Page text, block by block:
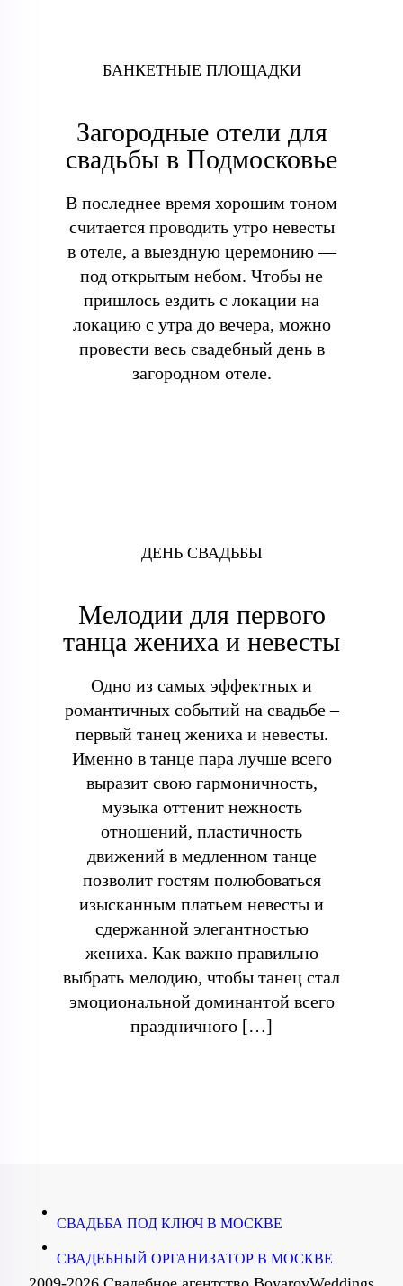
БАНКЕТНЫЕ ПЛОЩАДКИ
Загородные отели для
свадьбы в Подмосковье
В последнее время хорошим тоном
считается проводить утро невесты
в отеле, а выездную церемонию —
под открытым небом. Чтобы не
пришлось ездить с локации на
локацию с утра до вечера, можно
провести весь свадебный день в
загородном отеле.
ДЕНЬ СВАДЬБЫ
Мелодии для первого
танца жениха и невесты
Одно из самых эффектных и
романтичных событий на свадьбе –
первый танец жениха и невесты.
Именно в танце пара лучше всего
выразит свою гармоничность,
музыка оттенит нежность
отношений, пластичность
движений в медленном танце
позволит гостям полюбоваться
изысканным платьем невесты и
сдержанной элегантностью
жениха. Как важно правильно
выбрать мелодию, чтобы танец стал
эмоциональной доминантой всего
праздничного […]
СВАДЬБА ПОД КЛЮЧ В МОСКВЕ
СВАДЕБНЫЙ ОРГАНИЗАТОР В МОСКВЕ